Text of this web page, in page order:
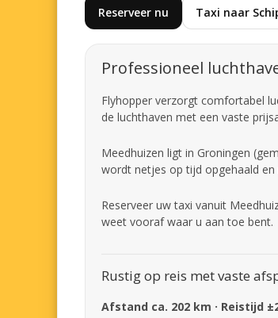
Reserveer nu Taxi naar
Professioneel
Flyhopper verzorgt comfortabel
de luchthaven met een vaste
Meedhuizen ligt in Groningen
wordt netjes op tijd opgehaald
Reserveer uw taxi vanuit
weet vooraf waar u aan toe bent.
Rustig op reis met vaste
Afstand ca. 202 km · Reistijd